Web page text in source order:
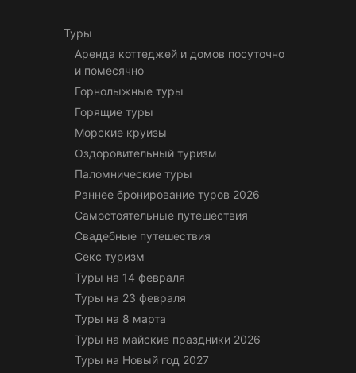
Туры
Аренда коттеджей и домов посуточно
и помесячно
Горнолыжные туры
Горящие туры
Морские круизы
Оздоровительный туризм
Паломнические туры
Раннее бронирование туров 2026
Самостоятельные путешествия
Свадебные путешествия
Секс туризм
Туры на 14 февраля
Туры на 23 февраля
Туры на 8 марта
Туры на майские праздники 2026
Туры на Новый год 2027